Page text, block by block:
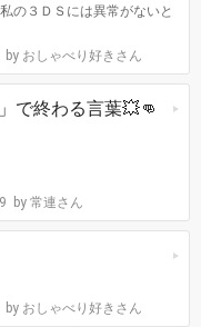
の３ＤＳには異常がないと
おしゃべり好きさん
で終わる言葉💥👊
常連さん
おしゃべり好きさん